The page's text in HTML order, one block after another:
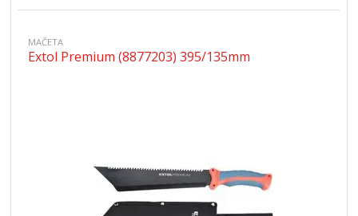
MAČETA
Extol Premium (8877203) 395/135mm